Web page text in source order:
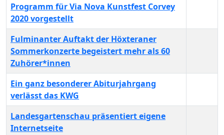
Programm für Via Nova Kunstfest Corvey
2020 vorgestellt
Fulminanter Auftakt der Höxteraner
Sommerkonzerte begeistert mehr als 60
Zuhörer*innen
Ein ganz besonderer Abiturjahrgang
verlässt das KWG
Landesgartenschau präsentiert eigene
Internetseite